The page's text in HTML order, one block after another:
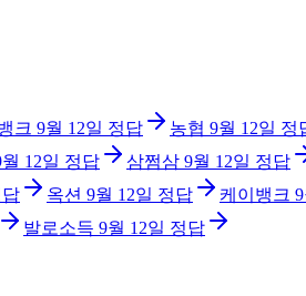
크 9월 12일 정답 농협 9월 12일 정
12일 정답 삼쩜삼 9월 12일 정답
옥션 9월 12일 정답 케이뱅크
발로소득 9월 12일 정답